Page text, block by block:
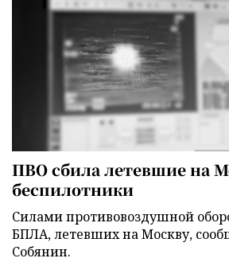
ПВО сбила летевшие на
беспилотники
Силами противовоздушной
БПЛА, летевших на Москву,
Собянин.